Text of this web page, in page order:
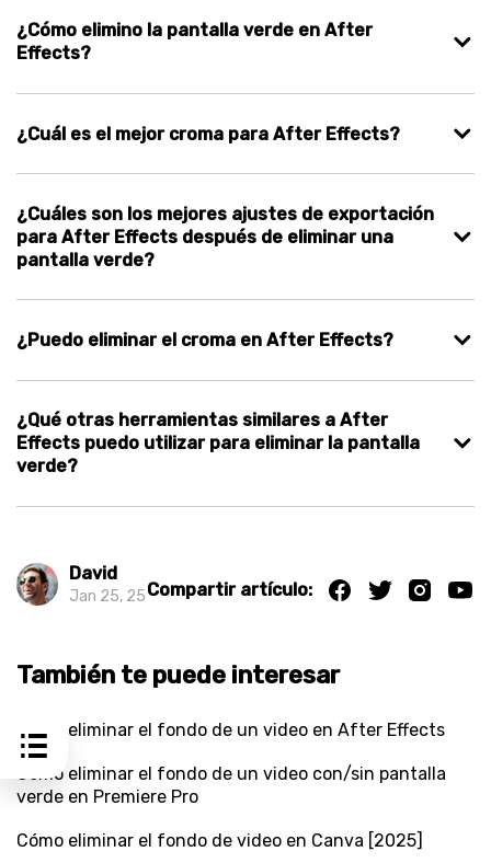
¿Cómo elimino la pantalla verde en After
Effects?
¿Cuál es el mejor croma para After Effects?
¿Cuáles son los mejores ajustes de exportación
para After Effects después de eliminar una
pantalla verde?
¿Puedo eliminar el croma en After Effects?
¿Qué otras herramientas similares a After
Effects puedo utilizar para eliminar la pantalla
verde?
David
Jan 25, 25Compartir artículo:
También te puede interesar
Cómo eliminar el fondo de un video en After Effects
Cómo eliminar el fondo de un video con/sin pantalla
verde en Premiere Pro
Cómo eliminar el fondo de video en Canva [2025]